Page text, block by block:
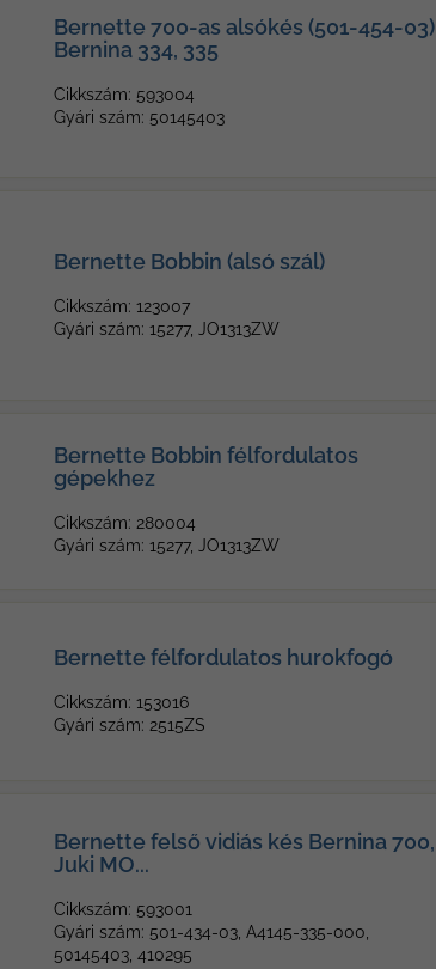
Bernette 700-as alsókés (501-454-03)
Bernina 334, 335
Cikkszám: 593004
Gyári szám: 50145403
Bernette Bobbin (alsó szál)
Cikkszám: 123007
Gyári szám: 15277, JO1313ZW
Bernette Bobbin félfordulatos
gépekhez
Cikkszám: 280004
Gyári szám: 15277, JO1313ZW
Bernette félfordulatos hurokfogó
Cikkszám: 153016
Gyári szám: 2515ZS
Bernette felső vidiás kés Bernina 700,
Juki MO...
Cikkszám: 593001
Gyári szám: 501-434-03, A4145-335-000,
50145403, 410295